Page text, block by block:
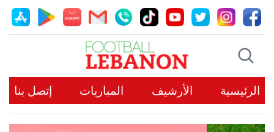
الرئيسية الأرشيف المباريات إتصل بنا